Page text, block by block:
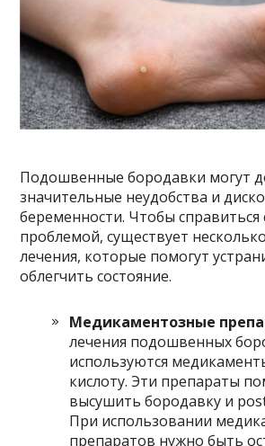
Подошвенные бородавки могут
значительные неудобства и
беременности. Чтобы справиться
проблемой, существует
лечения, которые помогут
облегчить состояние.
Медикаментозные
лечения подошвенных
используются
кислоту. Эти препараты
высушить бородавку и
При использовании
препаратов нужно быть